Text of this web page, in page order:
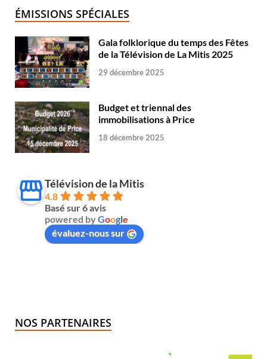
ÉMISSIONS SPÉCIALES
Gala folklorique du temps des Fêtes
de la Télévision de La Mitis 2025
29 décembre 2025
Budget et triennal des
immobilisations à Price
18 décembre 2025
Télévision de la Mitis
4.8
Basé sur 6 avis
powered byGoogle
évaluez-nous sur
NOS PARTENAIRES